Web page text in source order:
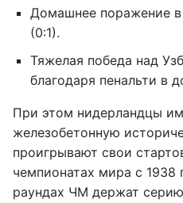
Домашнее поражение
(0:1).
Тяжелая победа над
благодаря пенальти в
При этом нидерландцы
железобетонную
проигрывают свои
чемпионатах мира с 1938
раундах ЧМ держат